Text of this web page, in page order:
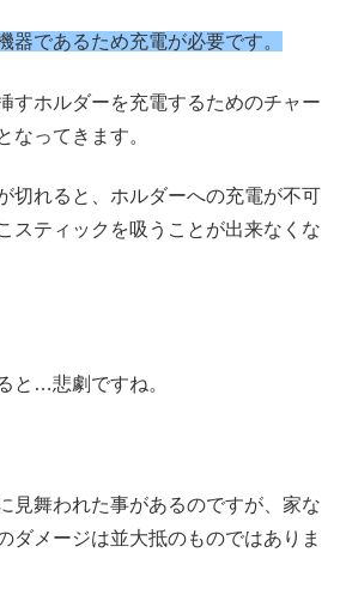
器であるため充電が必要です。
すホルダーを充電するためのチャー
なってきます。
切れると、ホルダーへの充電が不可
スティックを吸うことが出来なくな
と…悲劇ですね。
見舞われた事があるのですが、家な
ダメージは並大抵のものではありま